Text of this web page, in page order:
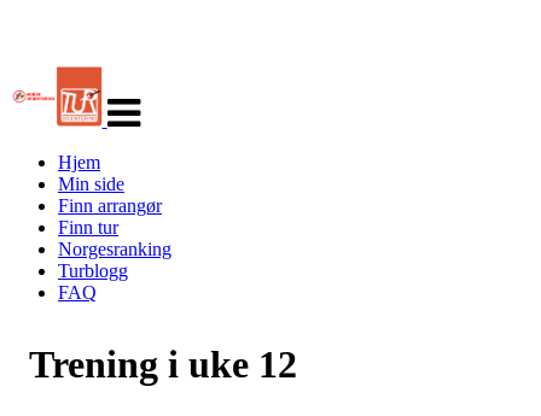
navigasjon
Hjem
Min side
Finn arrangør
Finn tur
Norgesranking
Turblogg
FAQ
Trening i uke 12